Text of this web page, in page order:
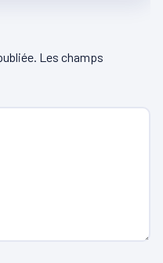
Les champs